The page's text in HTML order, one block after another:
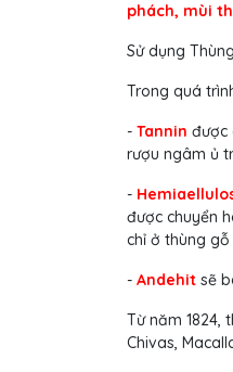
phách, mùi
Sử dụng
Trong quá
- Tannin được
rượu ngâm ủ
-
được chuyển
chỉ ở thùng
- Andehit sẽ
Từ năm 1824,
Chivas,